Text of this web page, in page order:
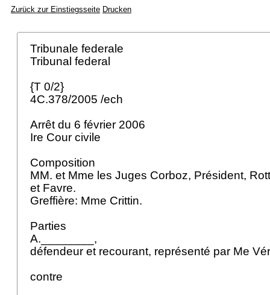
Zurück zur Einstiegsseite Drucken
Tribunale federale
Tribunal federal
{T 0/2}
4C.378/2005 /ech
Arrêt du 6 février 2006
Ire Cour civile
Composition
MM. et Mme les Juges Corboz, Président,
et Favre.
Greffière: Mme Crittin.
Parties
A.________,
défendeur et recourant, représenté par Me
contre